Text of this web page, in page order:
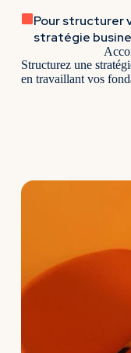
Pour structurer
stratégie
Structurez une
en travaillant vos